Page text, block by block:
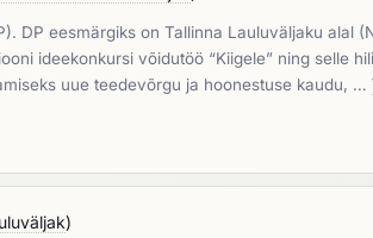
DP eesmärgiks on Tallinna Lauluväljaku alal
ideekonkursi võidutöö “Kiigele” ning selle
uue teedevõrgu ja hoonestuse kaudu, …
)